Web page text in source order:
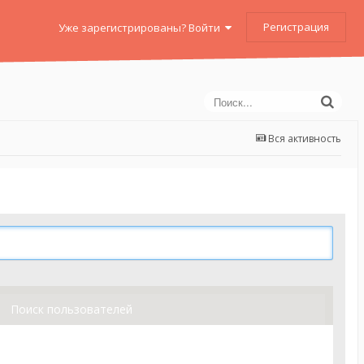
Уже зарегистрированы? Войти Регистрация
Вся активность
Поиск пользователей